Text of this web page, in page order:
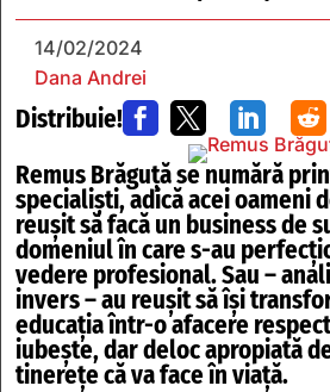
14/02/2024
Dana Andrei
Distribuie!    
Remus Brăguţă se numără
specialişti, adică acei oameni
reuşit să facă un business de
domeniul în care s-au
vedere profesional. Sau –
invers – au reuşit să îşi
educaţia într-o afacere
iubește, dar deloc apropiată
tinerețe că va face în viață.